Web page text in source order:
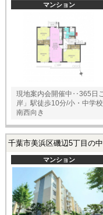
マンション
現地案内会開催中‥365日
岸」駅徒歩10分/小・中学
南西向き
千葉市美浜区磯辺5丁目の
マンション